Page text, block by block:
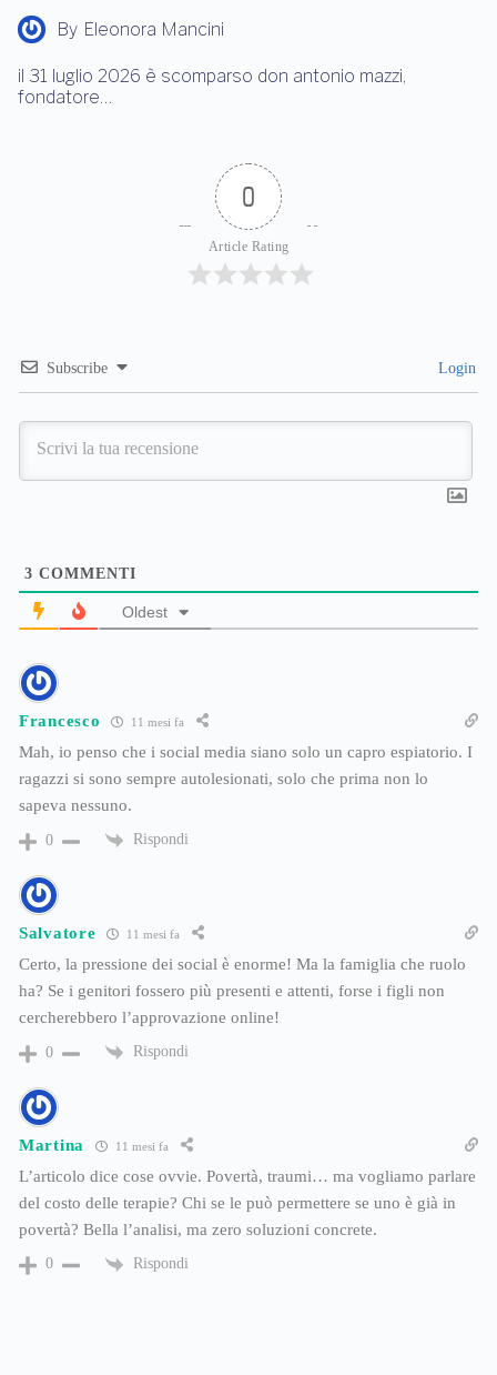
By Eleonora Mancini
il 31 luglio 2026 è scomparso don antonio mazzi,
fondatore…
0
Article Rating
Subscribe Login
3 COMMENTI
Oldest
Francesco 11 mesi fa
Mah, io penso che i social media siano solo un capro espiatorio. I
ragazzi si sono sempre autolesionati, solo che prima non lo
sapeva nessuno.
0 Rispondi
Salvatore 11 mesi fa
Certo, la pressione dei social è enorme! Ma la famiglia che ruolo
ha? Se i genitori fossero più presenti e attenti, forse i figli non
cercherebbero l’approvazione online!
0 Rispondi
Martina 11 mesi fa
L’articolo dice cose ovvie. Povertà, traumi… ma vogliamo parlare
del costo delle terapie? Chi se le può permettere se uno è già in
povertà? Bella l’analisi, ma zero soluzioni concrete.
0 Rispondi